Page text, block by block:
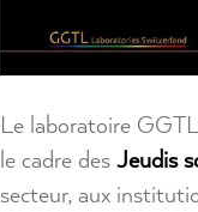
Le laboratoire
le cadre des Jeudis
secteur, aux